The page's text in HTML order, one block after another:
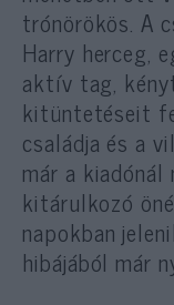
trónörökös. A
Harry herceg,
aktív tag,
kitüntetéseit
családja és a
már a
kitárulkozó
napokban
hibájából már